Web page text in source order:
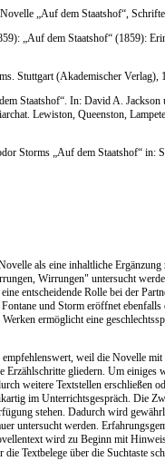
„Auf dem Staatshof“,
„Auf dem Staatshof“ (1859):
Stuttgart (Akademischer Verlag),
Staatshof“. In: David A.
Lewiston, Queenston,
Storms „Auf dem Staatshof“ in:
als eine inhaltliche
Wirrungen" untersucht
entscheidende Rolle bei der
und Storm eröffnet ebenfalls
ermöglicht eine
weil die Novelle
Erzählschritte gliedern. Um einiges
weitere Textstellen erschließen
im Unterrichtsgespräch. Die
stehen. Dadurch wird
untersucht werden.
wird zu Beginn mit
Textbelege über die Suchtaste